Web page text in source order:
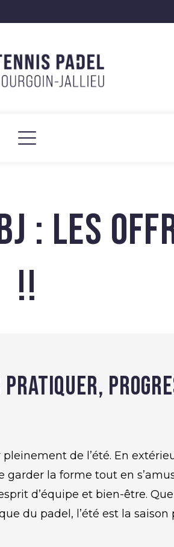
: LES
!!
de l’été. En
la forme tout en
d’équipe et bien-être.
du padel, l’été est la